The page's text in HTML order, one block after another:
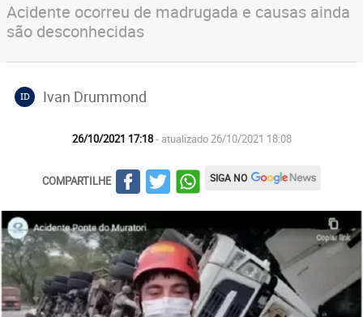
Acidente ocorreu de madrugada e causas ainda
são desconhecidas
ID Ivan Drummond
26/10/2021 17:18- atualizado 26/10/2021 18:08
COMPARTILHE SIGA NO